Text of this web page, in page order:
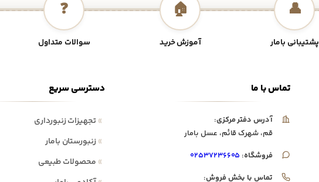
👤
پشتیبانی بامار
🏠
آموزش خرید
❓
سوالات متداول
دسترسی سریع
»تجهیزات زنبورداری
»زنبورستان بامار
» محصولات طبیعی
تماس با ما
آدرس دفتر مرکزی:
قم، شهرک قائم، عسل بامار
فروشگاه: ۰۲۵۳۷۲۳۶۶۰۵
تماس با بخش فروش: